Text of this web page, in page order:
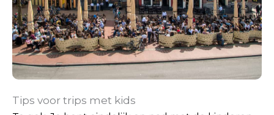
Tips voor trips met kids